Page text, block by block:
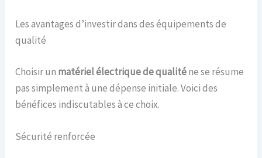
Les avantages d’investir dans des équipements de
qualité
Choisir un matériel électrique de qualiténe se résume
pas simplement à une dépense initiale. Voici des
bénéfices indiscutables à ce choix.
Sécurité renforcée